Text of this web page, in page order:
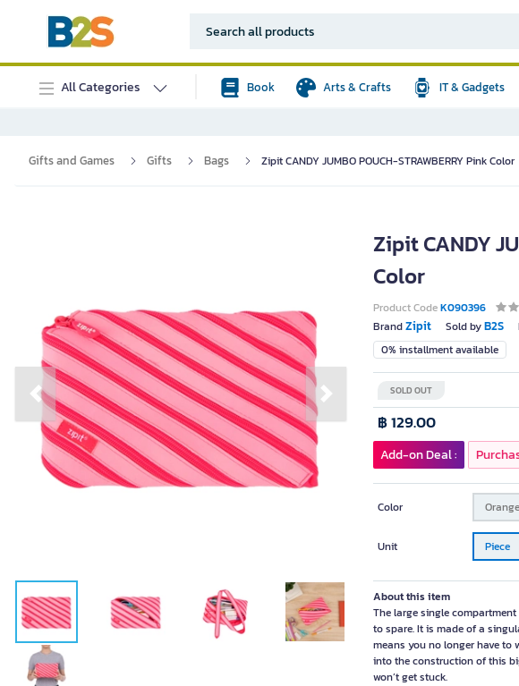
All Categories Book Arts & Crafts IT & Gadgets
Gifts and Games Gifts Bags Zipit CANDY JUMBO POUCH-STRAWBERRY Pink Color
Previous slide Next slide
Zipit CANDY
Color
Product CodeK090396
BrandZipit Sold byB2S
0% installment available
SOLD OUT
฿ 129.00
Add-on Deal :
Color Orange
Unit Piece
About this item
The large single
to spare. It is made of a
means you no longer have to
into the construction of this
won’t get stuck.